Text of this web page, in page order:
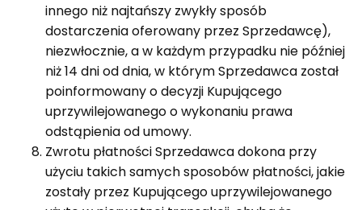
innego niż najtańszy zwykły sposób
dostarczenia oferowany przez Sprzedawcę),
niezwłocznie, a w każdym przypadku nie później
niż 14 dni od dnia, w którym Sprzedawca został
poinformowany o decyzji Kupującego
uprzywilejowanego o wykonaniu prawa
odstąpienia od umowy.
Zwrotu płatności Sprzedawca dokona przy
użyciu takich samych sposobów płatności, jakie
zostały przez Kupującego uprzywilejowanego